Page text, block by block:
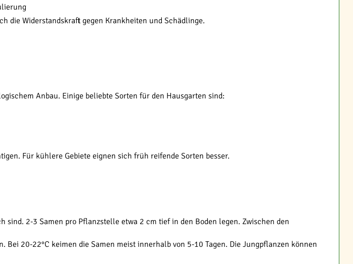
die Widerstandskraft gegen Krankheiten und Schädlinge.
Anbau. Einige beliebte Sorten für den Hausgarten sind:
Für kühlere Gebiete eignen sich früh reifende Sorten besser.
2-3 Samen pro Pflanzstelle etwa 2 cm tief in den Boden legen. Zwischen den
Bei 20-22°C keimen die Samen meist innerhalb von 5-10 Tagen. Die Jungpflanzen können